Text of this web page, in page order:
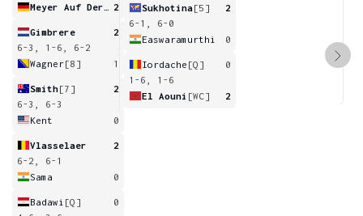
2
Gimbrere
2
6-3, 1-6, 6-2
Wagner[8] 1
Smith[7]
2
6-3, 6-3
Kent
0
Vlasselaer
2
6-2, 6-1
Sama
0
Badawi [Q]
0
Sukhotina[5]
2
6-1, 6-0
Easwaramurthi
0
Iordache [Q]
0
1-6, 1-6
El Aouni [WC] 2